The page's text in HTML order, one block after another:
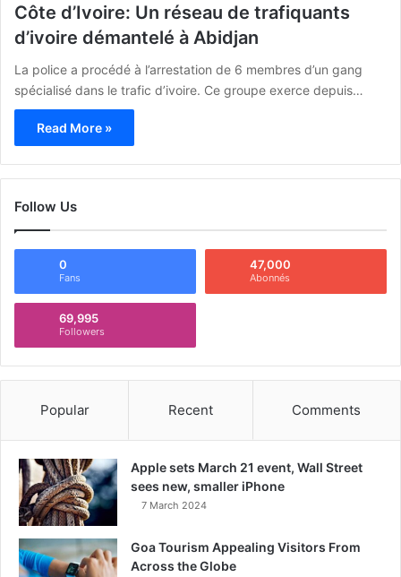
Côte d’Ivoire: Un réseau de trafiquants
d’ivoire démantelé à Abidjan
La police a procédé à l’arrestation de 6 membres d’un gang
spécialisé dans le trafic d’ivoire. Ce groupe exerce depuis…
Read More »
Follow Us
0
Fans
47,000
Abonnés
69,995
Followers
Popular Recent Comments
Apple sets March 21 event, Wall Street
sees new, smaller iPhone
7 March 2024
Goa Tourism Appealing Visitors From
Across the Globe